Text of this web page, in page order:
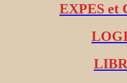
EXPES et